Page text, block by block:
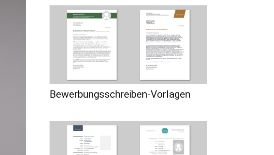
Bewerbungsschreiben-Vorlagen